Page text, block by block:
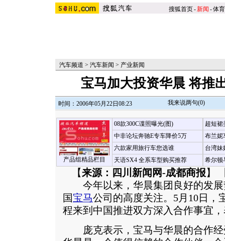
搜狐首页-新闻 -体育
汽车频道 > 汽车新闻 > 产业新闻
宝马加大投资华晨 将推
时间：2006年05月22日08:23 我来说两句(0)
产品组精品栏目
08款300C谍照曝光(图)
中非论坛奔驰E专车降价5万
六款家用旅行车您选谁
天语SX4 全系车型购买推荐
超短裙
布兰妮
台湾妹
希尔顿
【来源：四川新闻网-成都商报 】
今年以来，华晨集团良好的发展
国 宝马公司的高度关注。5月10日，
程来到中国推进双方深入合作事宜
庞克表示，宝马与华晨的合作经